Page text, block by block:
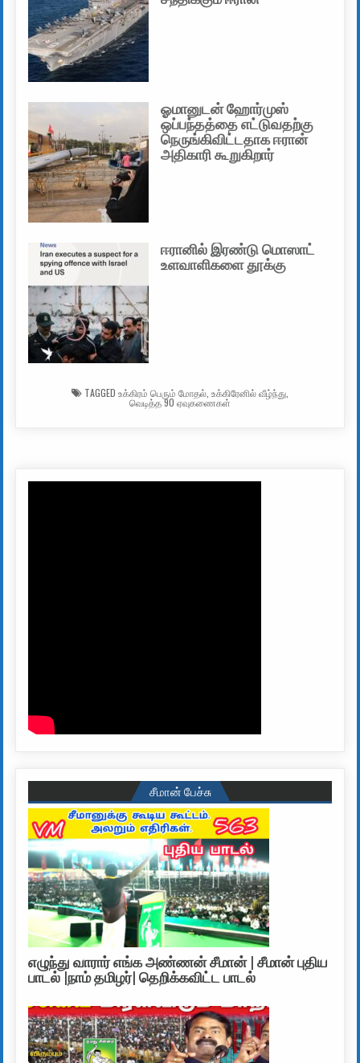
ஓமானுடன் ஹோர்முஸ்
ஒப்பந்தத்தை எட்டுவதற்கு
நெருங்கிவிட்டதாக ஈரான்
அதிகாரி கூறுகிறார்
ஈரானில் இரண்டு மொஸாட்
உளவாளிகளை தூக்கு
TAGGED உக்கிரம் பெரும் மோதல் உக்கிரேனில் வீழ்ந்து
வெடித்த 90 ஏவுகணைகள்
சீமான் பேச்சு
எழுந்து வாரார் எங்க அண்ணன் சீமான் | சீமான் புதிய
பாடல் |நாம் தமிழர்| தெறிக்கவிட்ட பாடல்